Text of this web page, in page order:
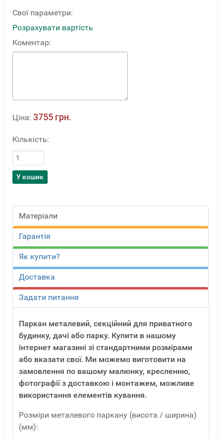
Свої параметри:
Розрахувати вартість
Коментар:
Ціна: 3755 грн.
Кількість:
Матеріали
Гарантія
Як купити?
Доставка
Задати питання
Паркан металевий, секційний для приватного
будинку, дачі або парку. Купити в нашому
інтернет магазині зі стандартними розмірами
або вказати свої. Ми можемо виготовити на
замовлення по вашому малюнку, кресленню,
фотографії з доставкою і монтажем, можливе
використання елементів кування.
Розміри металевого паркану (висота / ширина)
(мм):